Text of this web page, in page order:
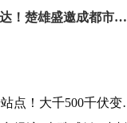
6小时抵达！楚雄盛邀成都市民8月6日共赴火把狂欢之约
变电站试运行 筑牢度夏保供根基